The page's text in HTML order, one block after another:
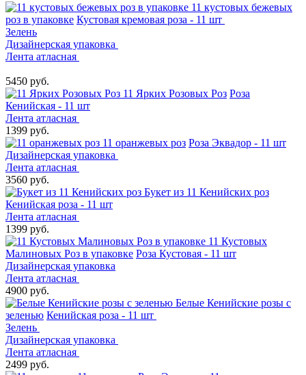
11 кустовых бежевых
роз в упаковке Кустовая кремовая роза - 11 шт
Зелень
Дизайнерская упаковка
Лента атласная
5450 руб.
11 Ярких Розовых Роз Роза
Кенийская - 11 шт
Лента атласная
1399 руб.
11 оранжевых роз Роза Эквадор - 11 шт
Дизайнерская упаковка
Лента атласная
3560 руб.
Букет из 11 Кенийских роз
Кенийская роза - 11 шт
Лента атласная
1399 руб.
11 Кустовых
Малиновых Роз в упаковке Роза Кустовая - 11 шт
Дизайнерская упаковка
Лента атласная
4900 руб.
Белые Кенийские розы с
зеленью Кенийская роза - 11 шт
Зелень
Дизайнерская упаковка
Лента атласная
2499 руб.